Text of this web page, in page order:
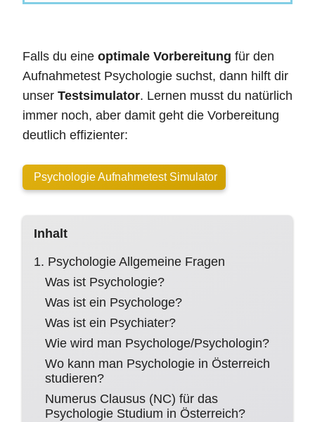
Falls du eine optimale Vorbereitung für den
Aufnahmetest Psychologie suchst, dann hilft dir
unser Testsimulator. Lernen musst du natürlich
immer noch, aber damit geht die Vorbereitung
deutlich effizienter:
Psychologie Aufnahmetest Simulator
Inhalt
1. Psychologie Allgemeine Fragen
Was ist Psychologie?
Was ist ein Psychologe?
Was ist ein Psychiater?
Wie wird man Psychologe/Psychologin?
Wo kann man Psychologie in Österreich
studieren?
Numerus Clausus (NC) für das
Psychologie Studium in Österreich?